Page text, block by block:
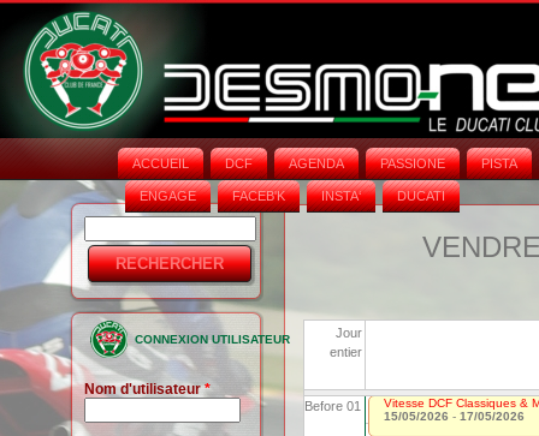
ACCUEIL DCF AGENDA PASSIONE PISTA
ENGAGE FACEB'K INSTA‘ DUCATI
Formulaire
de
recherche
CONNEXION UTILISATEUR
Nom d'utilisateur*
Jour
entier
Before 01
Vitesse DCF Classiques &
15/05/2026 - 17/05/2026